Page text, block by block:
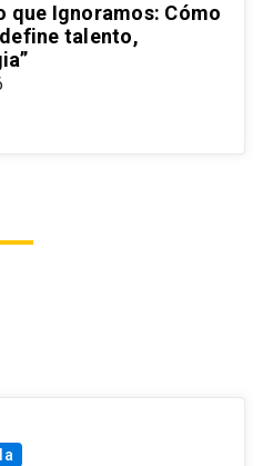
que Ignoramos: Cómo
talento,